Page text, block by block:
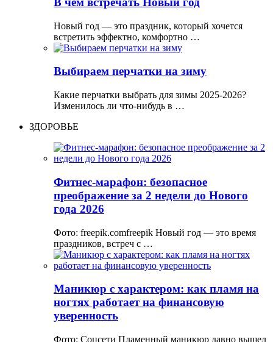
Новый год — это праздник, который хочется
встретить эффектно, комфортно …
Выбираем перчатки на зиму
Какие перчатки выбрать для зимы 2025-2026?
Изменилось ли что-нибудь в …
ЗДОРОВЬЕ
Фитнес-марафон: безопасное
преображение за 2 недели до Нового
года 2026
Фото: freepik.comfreepik Новый год — это время
праздников, встреч с …
Маникюр с характером: как пламя на
ногтях работает на финансовую
уверенность
Фото: Соцсети Пламенный маникюр давно вышел